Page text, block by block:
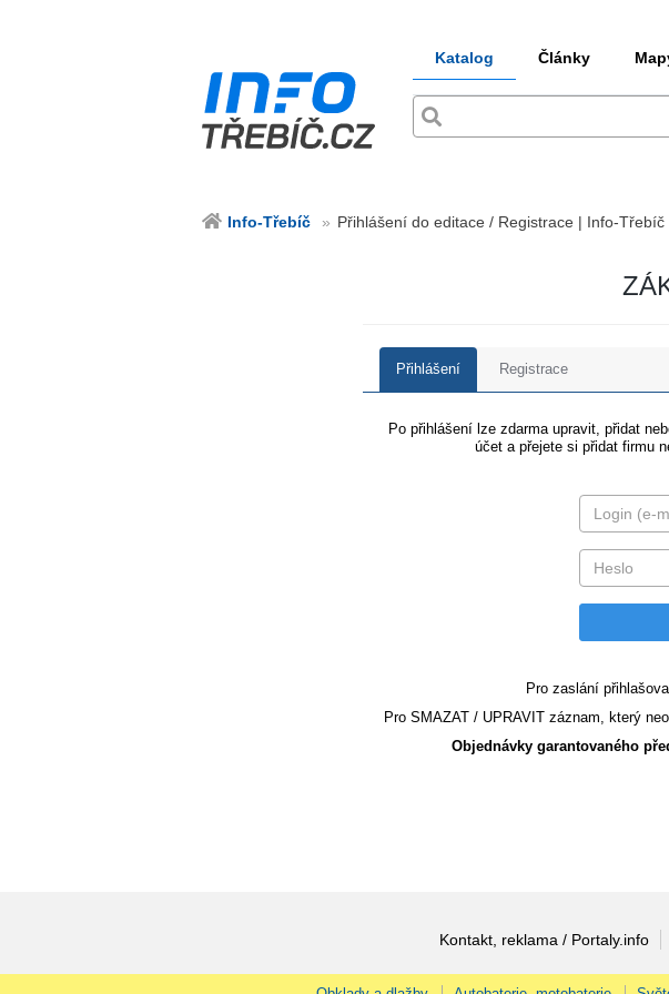
Katalog Články
Info-Třebíč Přihlášení do editace / Registrace | Info-Třebíč
Přihlášení Registrace
Po přihlášení lze zdarma upravit, přidat
účet a přejete si přidat firmu
Pro zaslání
Pro SMAZAT / UPRAVIT záznam, který
Objednávky garantovaného
Kontakt, reklama / Portaly.info